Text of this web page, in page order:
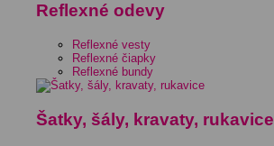
Reflexné odevy
Reflexné vesty
Reflexné čiapky
Reflexné bundy
Šatky, šály, kravaty, rukavice